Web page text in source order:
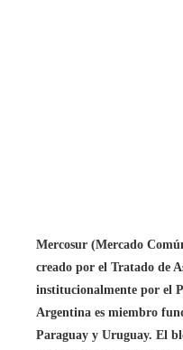
Mercosur (Mercado
creado por el Tratado de
institucionalmente por el
Argentina es miembro
Paraguay y Uruguay. El